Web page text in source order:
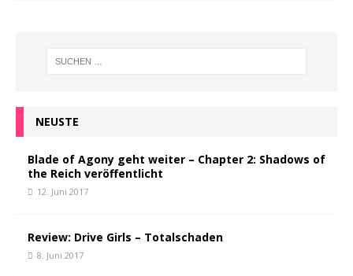
NEUSTE
Blade of Agony geht weiter – Chapter 2: Shadows of
the Reich veröffentlicht
12. Juni 2017
Review: Drive Girls – Totalschaden
8. Juni 2017